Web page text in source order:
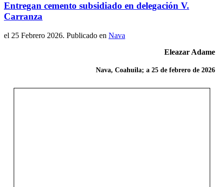
Entregan cemento subsidiado en delegación V.
Carranza
el 25 Febrero 2026. Publicado en Nava
Eleazar Adame
Nava, Coahuila; a 25 de febrero de 2026